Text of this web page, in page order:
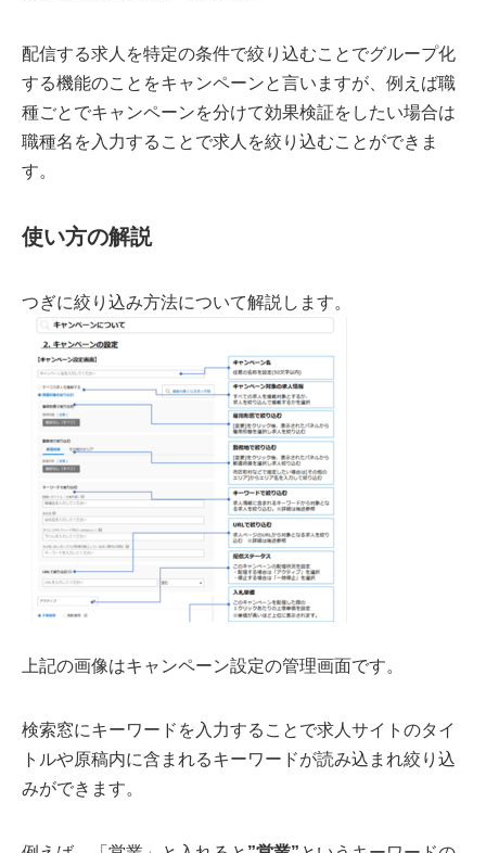
配信する求人を特定の条件で絞り込むことでグループ化
する機能のことをキャンペーンと言いますが、例えば職
種ごとでキャンペーンを分けて効果検証をしたい場合は
職種名を入力することで求人を絞り込むことができま
す。
使い方の解説
つぎに絞り込み方法について解説します。
上記の画像はキャンペーン設定の管理画面です。
検索窓にキーワードを入力することで求人サイトのタイ
トルや原稿内に含まれるキーワードが読み込まれ絞り込
みができます。